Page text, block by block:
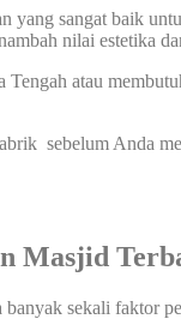
sangat baik
nilai estetika
atau
sebelum Anda
Masjid
sekali faktor